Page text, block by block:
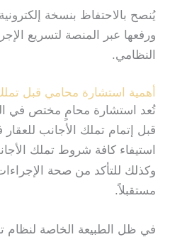
يُنصح بالاحتفاظ بنسخة
ورفعها عبر المنصة لتسريع
النظامي.
أهمية استشارة محامي قبل
تُعد استشارة محامٍ مختص في
قبل إتمام تملك الأجانب
استيفاء كافة شروط تملك
وكذلك للتأكد من صحة
مستقبلاً.
في ظل الطبيعة الخاصة لنظام